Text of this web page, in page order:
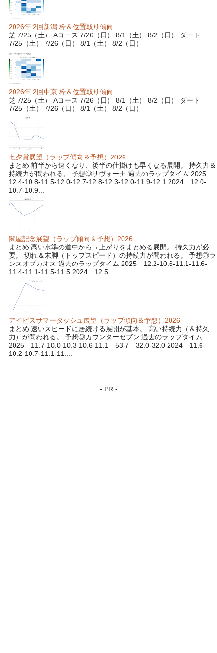
2026年 2回新潟 枠＆位置取り傾向
芝 7/25（土） Aコース 7/26（日） 8/1（土） 8/2（日） ダート
7/25（土） 7/26（日） 8/1（土） 8/2（日）
2026年 2回中京 枠＆位置取り傾向
芝 7/25（土） Aコース 7/26（日） 8/1（土） 8/2（日） ダート
7/25（土） 7/26（日） 8/1（土） 8/2（日）
七夕賞展望（ラップ傾向＆予想）2026
まとめ 前半から速くなり、後半の仕掛けも早くなる展開。 持久力＆
持続力が問われる。 予想◎サヴォーナ 過去のラップタイム 2025
12.4-10.8-11.5-12.0-12.7-12.8-12.3-12.0-11.9-12.1 2024 12.0-
10.7-10.9...
関屋記念展望（ラップ傾向＆予想）2026
まとめ 高い水準の道中から→上がりをまとめる展開。 持久力が必
要。 切れ＆末脚（トップスピード）の持続力が問われる。 予想◎ラ
ンスオブカオス 過去のラップタイム 2025 12.2-10.6-11.1-11.6-
11.4-11.1-11.5-11.5 2024 12.5...
アイビスサマーダッシュ展望（ラップ傾向＆予想）2026
まとめ 速いスピードに居続ける展開が基本。 高い持続力（＆持久
力）が問われる。 予想◎カウンターセブン 過去のラップタイム
2025 11.7-10.0-10.3-10.6-11.1 53.7 32.0-32.0 2024 11.6-
10.2-10.7-11.1-11....
- PR -